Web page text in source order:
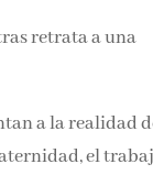
retrata a una
a la realidad
maternidad, el
acepta los
términos y
privacidad